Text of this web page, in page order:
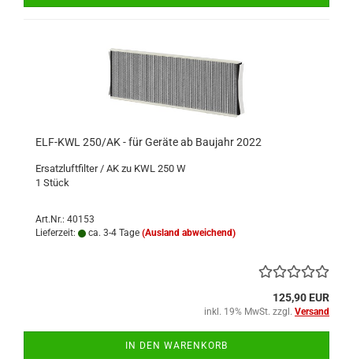
ELF-KWL 250/AK - für Geräte ab Baujahr 2022
Ersatzluftfilter / AK zu KWL 250 W
1 Stück
Art.Nr.: 40153
Lieferzeit:
ca. 3-4 Tage (Ausland abweichend)
125,90 EUR
inkl. 19% MwSt. zzgl. Versand
IN DEN WARENKORB